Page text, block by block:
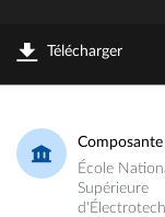
Télécharger
Composante
École
Supérieure